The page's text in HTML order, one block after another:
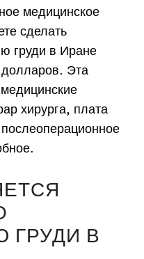
медицинское
сделать
груди в Иране
Эта
хирурга, плата
ГРУДИ В